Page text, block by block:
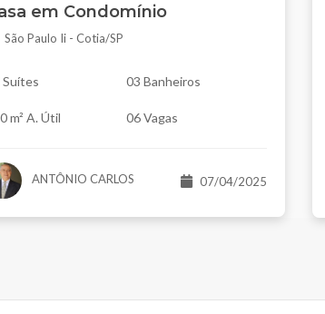
em Condomínio
São Paulo Ii - Cotia/SP
Suítes 03 Banheiros
m² A. Útil 06 Vagas
ANTÔNIO CARLOS 07/04/2025